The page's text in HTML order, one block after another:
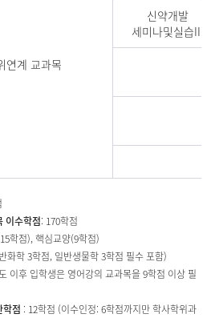
연계 교과목
신약개발
세미나및실습III
이수학점: 170학점
학점), 핵심교양(9학점)
화학 3학점, 일반생물학 3학점 필수 포함)
이후 입학생은 영어강의 교과목을 9학점 이상 필
학점 : 12학점 (이수인정: 6학점까지만 학사학위과